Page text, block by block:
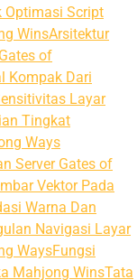
Optimasi Script
WinsArsitektur
of
Kompak Dari
Layar
Tingkat
Ways
Server Gates of
Vektor Pada
Warna Dan
Navigasi Layar
WaysFungsi
Mahjong WinsTata